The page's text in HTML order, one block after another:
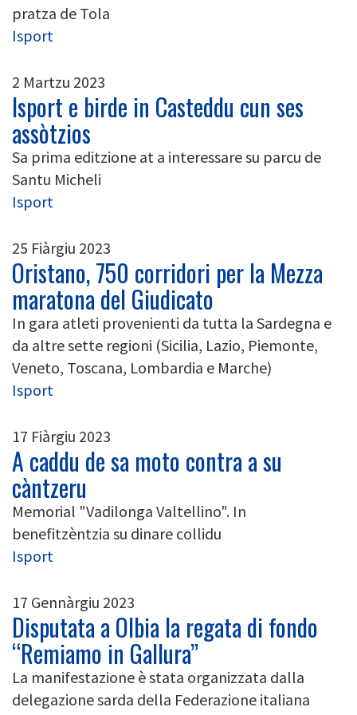
pratza de Tola
Isport
2 Martzu 2023
Isport e birde in Casteddu cun ses
assòtzios
Sa prima editzione at a interessare su parcu de
Santu Micheli
Isport
25 Fiàrgiu 2023
Oristano, 750 corridori per la Mezza
maratona del Giudicato
In gara atleti provenienti da tutta la Sardegna e
da altre sette regioni (Sicilia, Lazio, Piemonte,
Veneto, Toscana, Lombardia e Marche)
Isport
17 Fiàrgiu 2023
A caddu de sa moto contra a su
càntzeru
Memorial "Vadilonga Valtellino". In
benefitzèntzia su dinare collidu
Isport
17 Gennàrgiu 2023
Disputata a Olbia la regata di fondo
“Remiamo in Gallura”
La manifestazione è stata organizzata dalla
delegazione sarda della Federazione italiana